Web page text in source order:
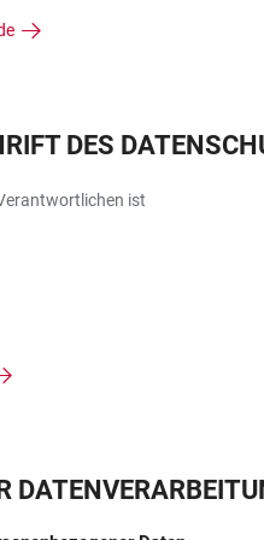
DES
ist